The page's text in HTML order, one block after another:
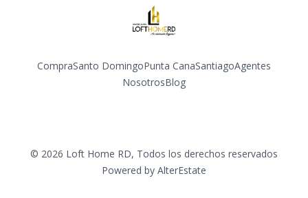
CompraSanto DomingoPunta CanaSantiagoAgentes
NosotrosBlog
© 2026 Loft Home RD, Todos los derechos reservados
Powered by AlterEstate